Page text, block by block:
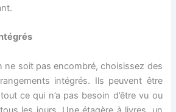
ne soit pas encombré, choisissez des
intégrés. Ils peuvent être
ce qui n’a pas besoin d’être vu ou